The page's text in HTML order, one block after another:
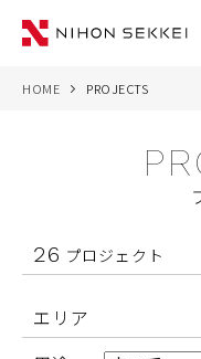
THINK
NEWS
HOME PROJECTS
26 プロジェクト
エリア